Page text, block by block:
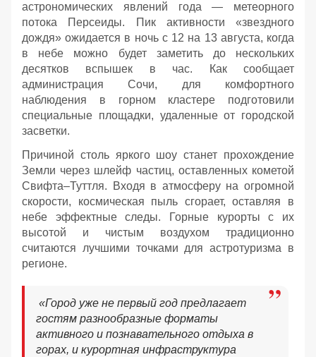
астрономических явлений года — метеорного
потока Персеиды. Пик активности «звездного
дождя» ожидается в ночь с 12 на 13 августа, когда
в небе можно будет заметить до нескольких
десятков вспышек в час. Как сообщает
администрация Сочи, для комфортного
наблюдения в горном кластере подготовили
специальные площадки, удаленные от городской
засветки.
Причиной столь яркого шоу станет прохождение
Земли через шлейф частиц, оставленных кометой
Свифта–Туттля. Входя в атмосферу на огромной
скорости, космическая пыль сгорает, оставляя в
небе эффектные следы. Горные курорты с их
высотой и чистым воздухом традиционно
считаются лучшими точками для астротуризма в
регионе.
«Город уже не первый год предлагает
гостям разнообразные форматы
активного и познавательного отдыха в
горах, и курортная инфраструктура